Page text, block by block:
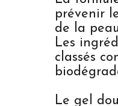
prévenir
de la peau
Les
classés
Le gel